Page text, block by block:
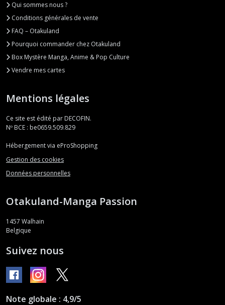
Qui sommes nous ?
Conditions générales de vente
FAQ – Otakuland
Pourquoi commander chez Otakuland
Box Mystère Manga, Anime & Pop Culture
Vendre mes cartes
Mentions légales
Ce site est édité par DECOFIN.
Nº BCE : be0659.509.829
Hébergement via eProShopping
Gestion des cookies
Données personnelles
Otakuland-Manga Passion
1457 Walhain
Belgique
Suivez nous
Note globale : 4,9/5